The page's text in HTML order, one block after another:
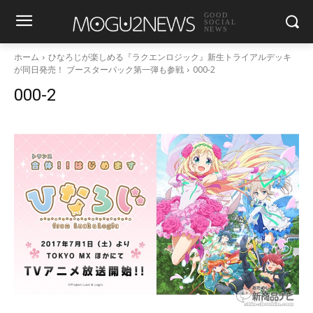
GOOD
SOCIAL
NEWS
ホーム
ひなろじが楽しめる『ラクエンロジック』新生トライアルデッキ
が同日発売！ ブースターパック第一弾も参戦
000-2
000-2